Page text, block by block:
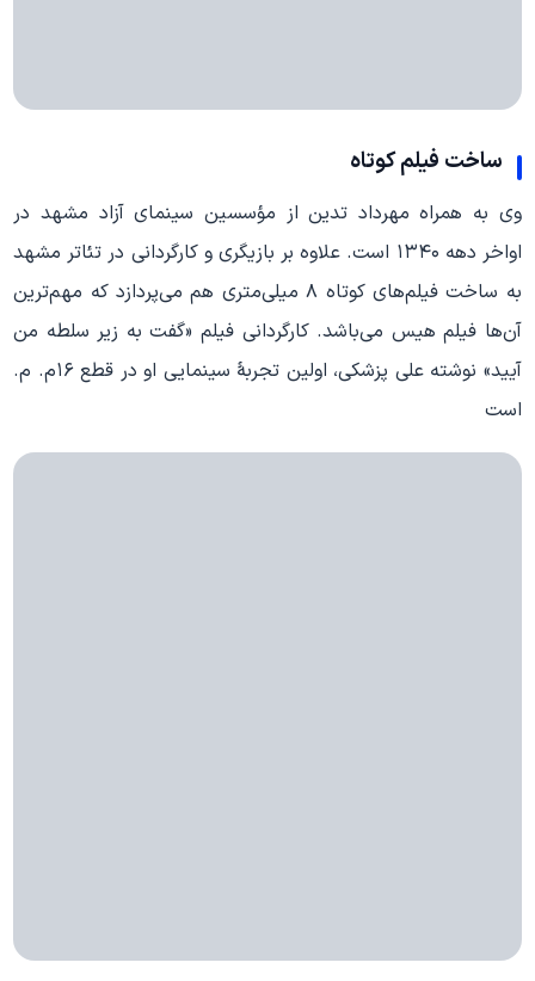
ساخت فیلم کوتاه
وی به همراه مهرداد تدین از مؤسسین سینمای آزاد مشهد در
اواخر دهه ۱۳۴۰ است. علاوه بر بازیگری و کارگردانی در تئاتر مشهد
به ساخت فیلم‌های کوتاه ۸ میلی‌متری هم می‌پردازد که مهم‌ترین
آن‌ها فیلم هیس می‌باشد. کارگردانی فیلم «گفت به زیر سلطه من
آیید» نوشته علی پزشکی، اولین تجربهٔ سینمایی او در قطع ۱۶م. م.
است